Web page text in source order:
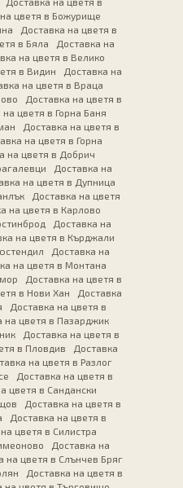
цветя в Божурище
Доставка на цветя в
в Бяла
Доставка на
на цветя в Велико
в Видин
Доставка на
на цветя в Враца
Доставка на цветя в
на цветя в Горна Баня
Доставка на цветя в
на цветя в Горна
на цветя в Добрич
Доставка на
на цветя в Дупница
Доставка на цветя
на цветя в Карлово
Доставка на
на цветя в Кърджали
Доставка на
на цветя в Монтана
Доставка на цветя в
в Нови Хан
Доставка
Доставка на цветя в
на цветя в Пазарджик
Доставка на цветя в
в Пловдив
Доставка
на цветя в Разлог
Доставка на цветя в
цветя в Сандански
Доставка на цветя в
Доставка на цветя в
цветя в Силистра
Доставка на
на цветя в Слънчев Бряг
Доставка на цветя в